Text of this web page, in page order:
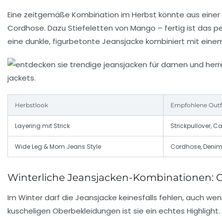
Eine zeitgemäße Kombination im Herbst könnte aus
Cordhose. Dazu Stiefeletten von Mango – fertig ist das
eine dunkle, figurbetonte Jeansjacke kombiniert mit
Herbstlook Empfohlene
Layering mit Strick Strickpullover,
Wide Leg & Mom Jeans Style Cordhose, Denim
Winterliche Jeansjacken-Kombinationen:
Im Winter darf die Jeansjacke keinesfalls fehlen, auch
kuscheligen Oberbekleidungen ist sie ein echtes